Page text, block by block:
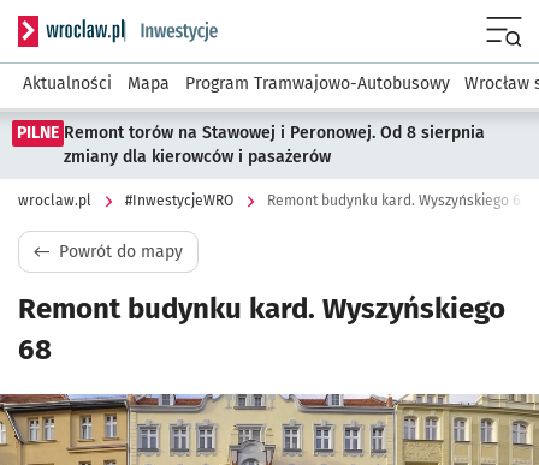
Serwis informacyjny wroclaw.pl podserwis:
Aktualności Mapa Program Tramwajowo-Autobusowy Wrocław
PILNE Remont torów na Stawowej i Peronowej. Od 8 sierpnia
zmiany dla kierowców i pasażerów
wroclaw.pl #InwestycjeWRO Remont budynku kard. Wyszyńskiego 68
Powrót do mapy
Remont budynku kard. Wyszyńskiego
68
Kliknij, aby powiększyć